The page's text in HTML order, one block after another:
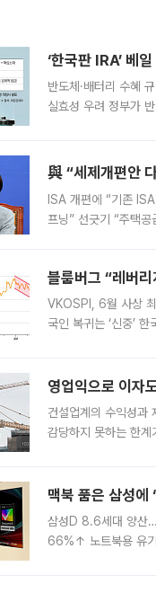
‘한국판 IRA’ 베
반도체·배터리 수혜
실효성 우려 정부가
與 “세제개편안
ISA 개편에 “기존
프닝” 선긋기 “주택
블룸버그 “레버
VKOSPI, 6월 사상 최
국인 복귀는 ‘신중’
영업익으로 이
건설업계의 수익성과
감당하지 못하는 한
맥북 품은 삼성에
삼성D 8.6세대 양산
66%↑ 노트북용 유기